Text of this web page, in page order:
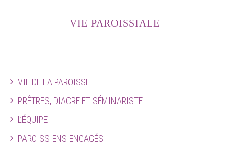
VIE PAROISSIALE
VIE DE LA PAROISSE
PRÊTRES, DIACRE ET SÉMINARISTE
L’ÉQUIPE
PAROISSIENS ENGAGÉS